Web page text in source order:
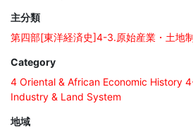
主分類
第四部[東洋経済史]4-3.原始産業・土地
Category
4 Oriental & African Economic History
Industry & Land System
地域